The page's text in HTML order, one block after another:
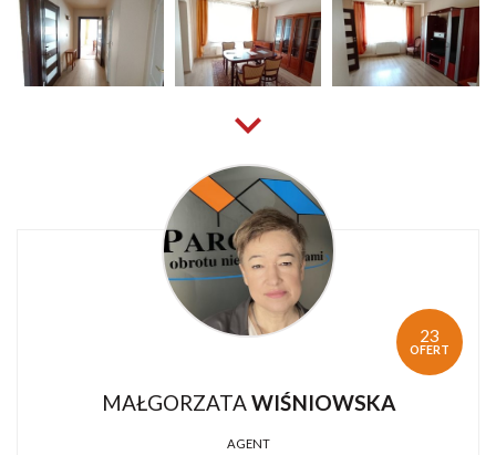
23
OFERT
MAŁGORZATAWIŚNIOWSKA
AGENT